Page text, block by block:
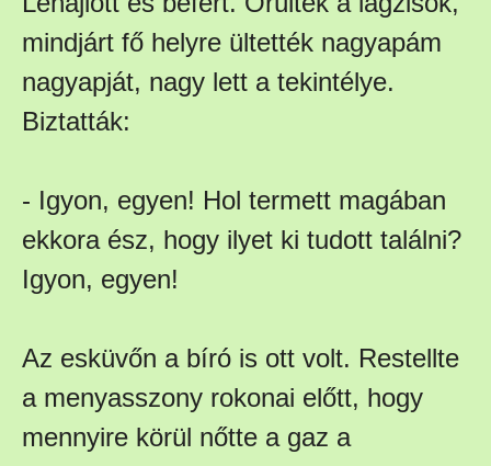
mindjárt fő helyre ültették nagyapám
nagyapját, nagy lett a tekintélye.
Biztatták:
- Igyon, egyen! Hol termett magában
ekkora ész, hogy ilyet ki tudott találni?
Igyon, egyen!
Az esküvőn a bíró is ott volt. Restellte
a menyasszony rokonai előtt, hogy
mennyire körül nőtte a gaz a